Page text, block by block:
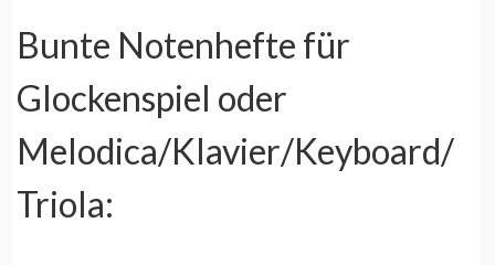
Bunte Notenhefte für
Glockenspiel oder
Melodica/Klavier/Keyboard/
Triola: